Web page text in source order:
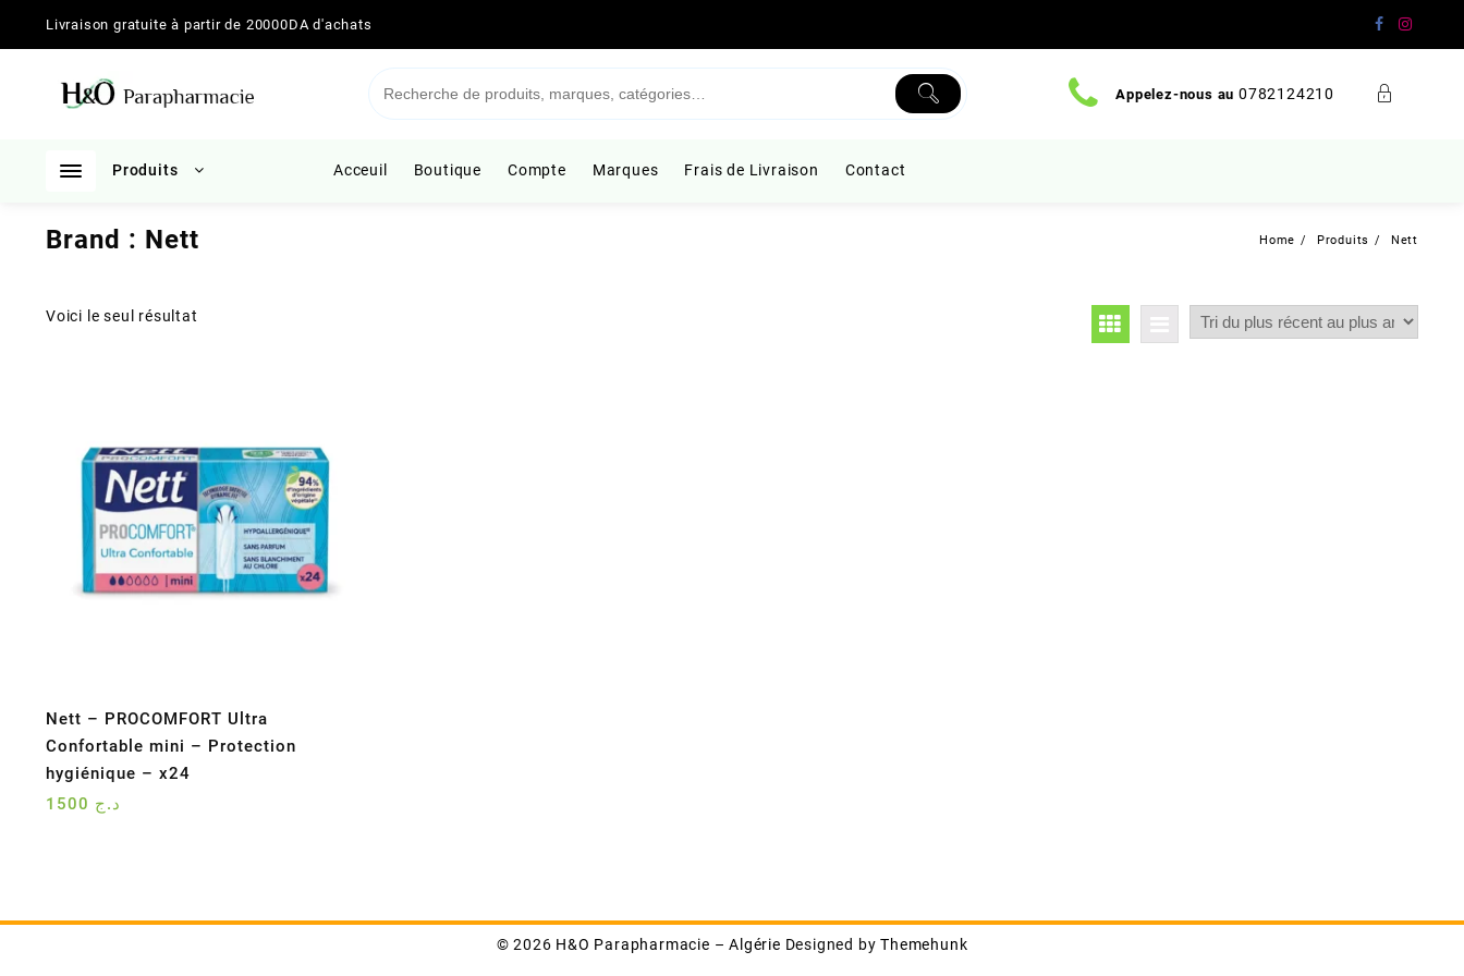
Livraison gratuite à partir de 20000DA d'achats
Appelez-nous au 0782124210
Produits Acceuil Boutique Compte Marques Frais de Livraison Contact
Brand : Nett Home Produits Nett
Voici le seul résultat
Nett – PROCOMFORT Ultra
Confortable mini – Protection
hygiénique – x24
د.ج
© 2026 H&O Parapharmacie – Algérie Designed by Themehunk